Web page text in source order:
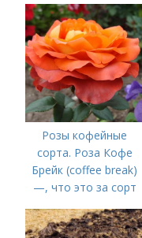
Розы кофейные
сорта. Роза Кофе
Брейк (coffee break)
—, что это за сорт